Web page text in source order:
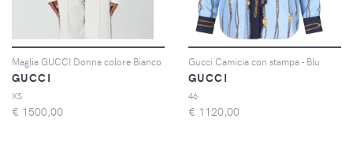
Maglia GUCCI Donna colore Bianco
GUCCI
XS
€ 1500,00
Gucci Camicia con stampa - Blu
GUCCI
46
€ 1120,00